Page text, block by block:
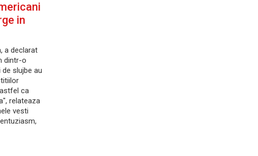
in
a declarat
dintr-o
slujbe au
ca
relateaza
vesti